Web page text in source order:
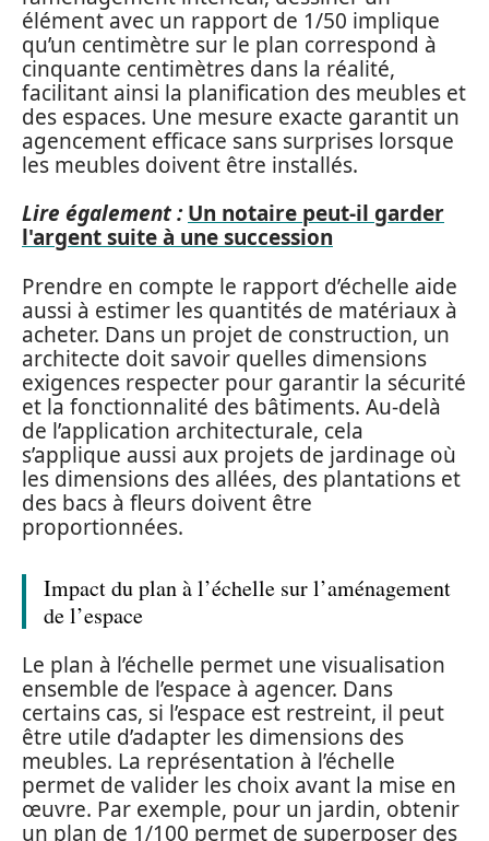
élément avec un rapport de 1/50 implique
qu’un centimètre sur le plan correspond à
cinquante centimètres dans la réalité,
facilitant ainsi la planification des meubles et
des espaces. Une mesure exacte garantit un
agencement efficace sans surprises lorsque
les meubles doivent être installés.
Lire également : Un notaire peut-il garder
l'argent suite à une succession
Prendre en compte le rapport d’échelle aide
aussi à estimer les quantités de matériaux à
acheter. Dans un projet de construction, un
architecte doit savoir quelles dimensions
exigences respecter pour garantir la sécurité
et la fonctionnalité des bâtiments. Au-delà
de l’application architecturale, cela
s’applique aussi aux projets de jardinage où
les dimensions des allées, des plantations et
des bacs à fleurs doivent être
proportionnées.
Impact du plan à l’échelle sur l’aménagement
de l’espace
Le plan à l’échelle permet une visualisation
ensemble de l’espace à agencer. Dans
certains cas, si l’espace est restreint, il peut
être utile d’adapter les dimensions des
meubles. La représentation à l’échelle
permet de valider les choix avant la mise en
œuvre. Par exemple, pour un jardin, obtenir
un plan de 1/100 permet de superposer des